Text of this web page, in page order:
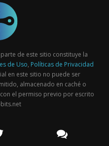
de este sitio constituye la
de Uso, Políticas de Privacidad
en este sitio no puede ser
almacenado en caché o
el permiso previo por escrito